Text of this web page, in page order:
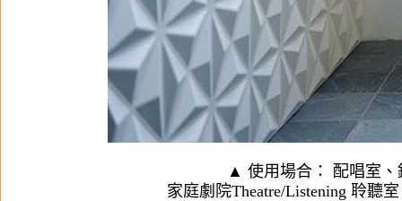
▲ 使用場合： 配唱室、
家庭劇院Theatre/Listening 聆聽